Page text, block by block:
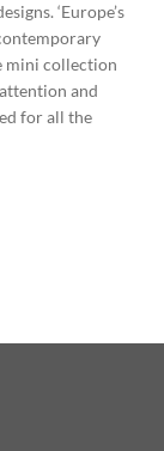
‘Europe’s
mini collection
and
for all the